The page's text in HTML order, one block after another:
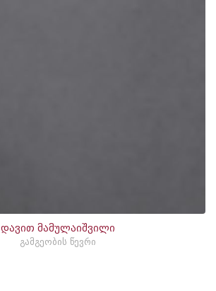
დავით მამულაიშვილი
გამგეობის წევრი